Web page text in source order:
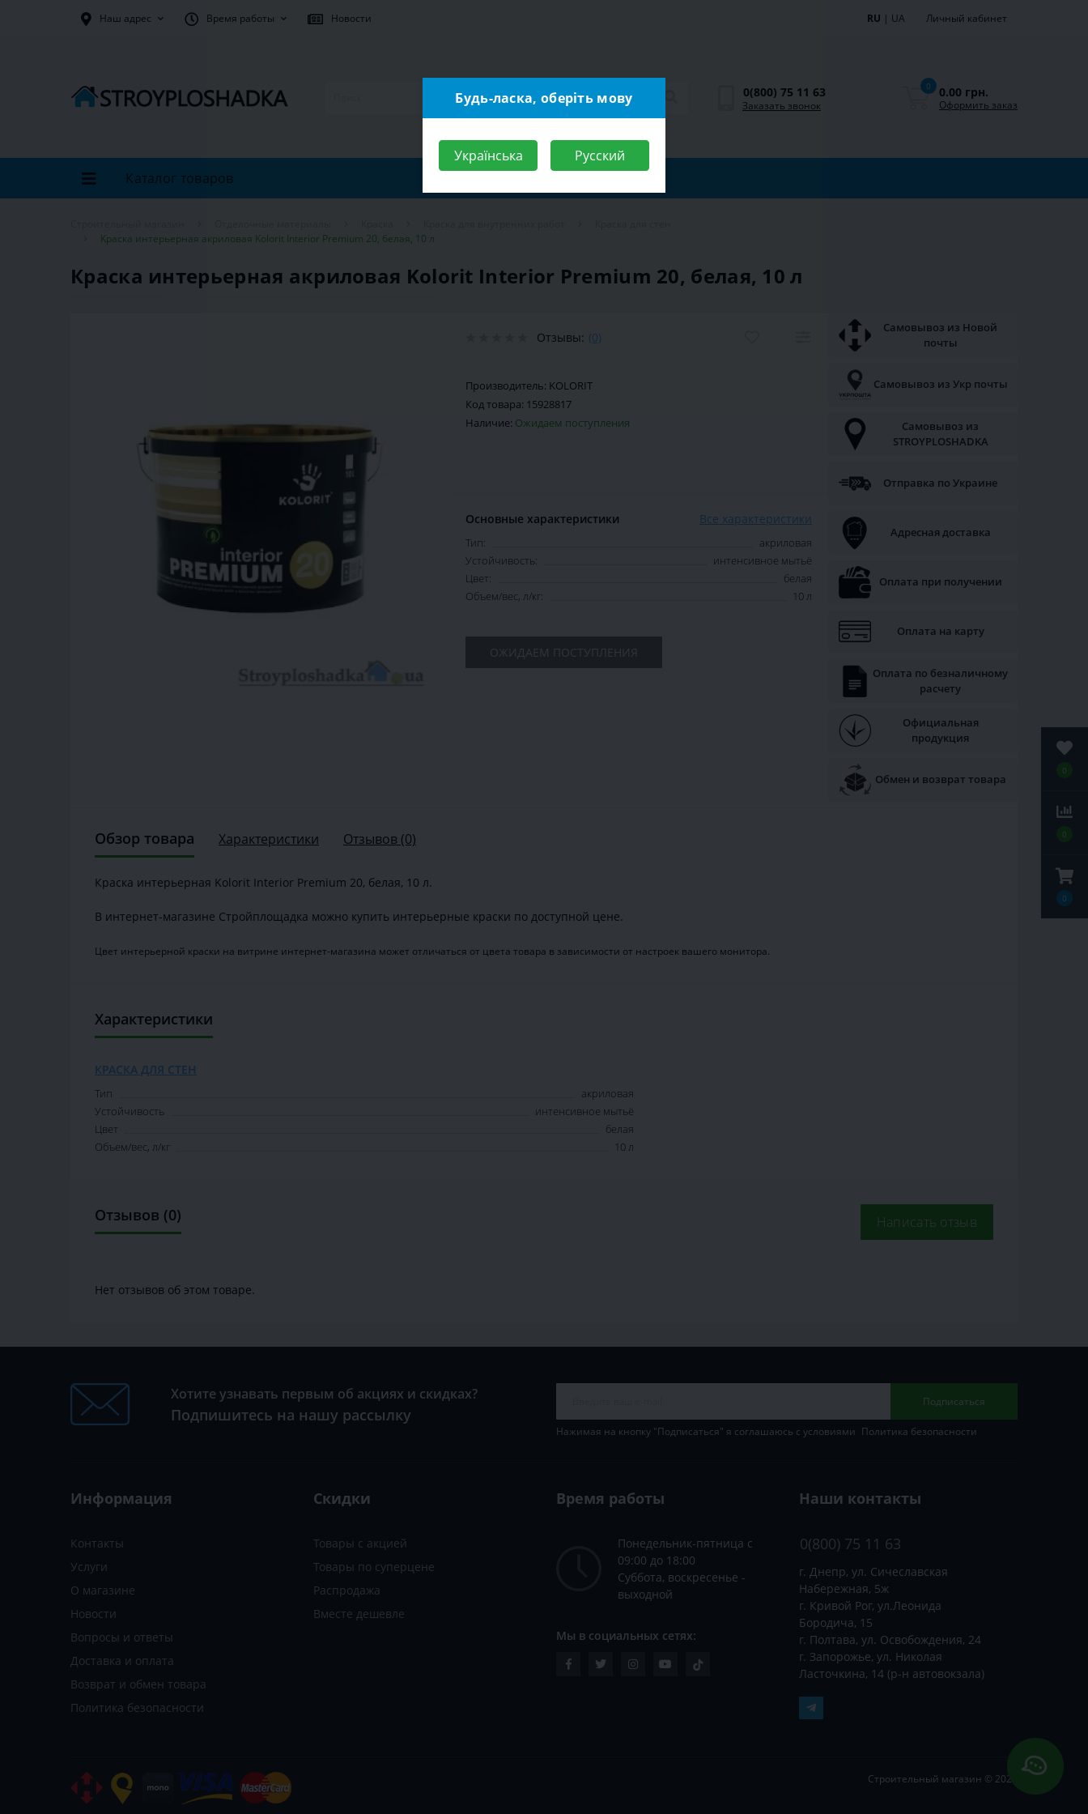
0
0
0
Наш адрес Время работы Новости RU | UA Личный кабинет
0(800) 75 11 63
Заказать звонок
0 0.00 грн.
Оформить заказ
Каталог товаров
Краска интерьерная акриловая Kolorit Interior Premium 20, белая, 10 л
Краска интерьерная акриловая Kolorit Interior Premium 20, белая, 10 л
Отзывы: (0)
Производитель: KOLORIT
Код товара: 15928817
Наличие: Ожидаем поступления
Основные характеристики Все характеристики
Тип:
акриловая
Устойчивость:
интенсивное мытьё
Цвет:
белая
Объем/вес, л/кг:
10 л
ОЖИДАЕМ ПОСТУПЛЕНИЯ
Самовывоз из Новой
почты
Самовывоз из Укр почты
Самовывоз из
STROYPLOSHADKA
Отправка по Украине
Адресная доставка
Оплата при получении
Оплата на карту
Оплата по безналичному
расчету
Официальная
продукция
Обмен и возврат товара
Обзор товара Характеристики Отзывов (0)
Краска интерьерная Kolorit Interior Premium 20, белая, 10 л.
В интернет-магазине Стройплощадка можно купить интерьерные краски по доступной цене.
Цвет интерьерной краски на витрине интернет-магазина может отличаться от цвета товара в зависимости от настроек вашего монитора.
Характеристики
КРАСКА ДЛЯ СТЕН
Тип
акриловая
Устойчивость
интенсивное мытьё
Цвет
белая
Объем/вес, л/кг
10 л
Отзывов (0) Написать отзыв
Нет отзывов об этом товаре.
Хотите узнавать первым об акциях и скидках?
Подпишитесь на нашу рассылку
Подписаться
Нажимая на кнопку "Подписаться" я соглашаюсь с условиями Политика безопасности
Информация
Контакты
Услуги
О магазине
Новости
Вопросы и ответы
Доставка и оплата
Возврат и обмен товара
Политика безопасности
Скидки
Товары с акцией
Товары по суперцене
Распродажа
Вместе дешевле
Время работы
Понедельник-пятница с
09:00 до 18:00
Суббота, воскресенье -
выходной
Мы в социальных сетях:
Наши контакты
0(800) 75 11 63
г. Днепр, ул. Сичеславская
Набережная, 5ж
г. Кривой Рог, ул.Леонида
Бородича, 15
г. Полтава, ул. Освобождения, 24
г. Запорожье, ул. Николая
Ласточкина, 14 (р-н автовокзала)
Строительный магазин © 2026
Будь-ласка, оберіть мову
Українська Русский